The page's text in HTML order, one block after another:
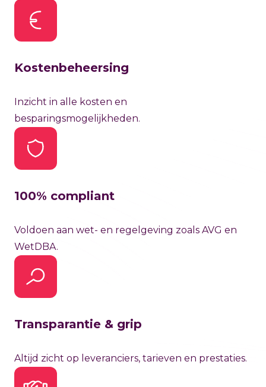
Kostenbeheersing
Inzicht in alle kosten en
besparingsmogelijkheden.
100% compliant
Voldoen aan wet- en regelgeving zoals AVG en
WetDBA.
Transparantie & grip
Altijd zicht op leveranciers, tarieven en prestaties.